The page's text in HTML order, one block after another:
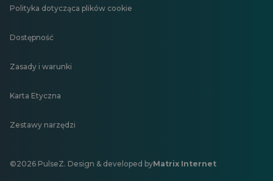
Polityka dotycząca plików cookie
Dostępność
Zasady i warunki
Karta Etyczna
Zestawy narzędzi
©2026 PulseZ. Design & developed byMatrix Internet
Otwiera